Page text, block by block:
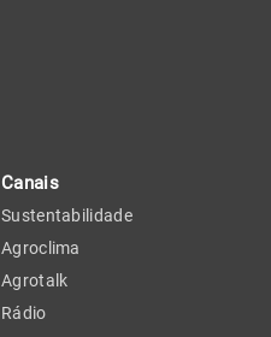
Canais
Sustentabilidade
Agroclima
Agrotalk
Rádio